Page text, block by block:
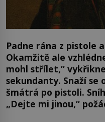
Padne rána z pistole
Okamžitě ale
mohl střílet,“
sekundanty. Snaží se
šmátrá po pistoli.
„Dejte mi jinou,“